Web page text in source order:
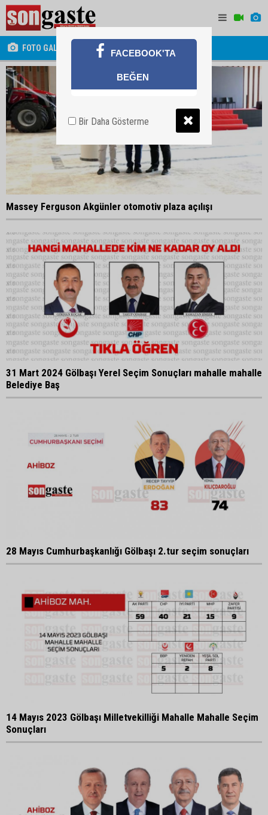
FOTO GALERİ
Massey Ferguson Akgünler otomotiv plaza açılışı
31 Mart 2024 Gölbaşı Yerel Seçim Sonuçları mahalle mahalle
Belediye Baş
28 Mayıs Cumhurbaşkanlığı Gölbaşı 2.tur seçim sonuçları
14 Mayıs 2023 Gölbaşı Milletvekilliği Mahalle Mahalle Seçim
Sonuçları
FACEBOOK'TA
BEĞEN
Bir Daha Gösterme